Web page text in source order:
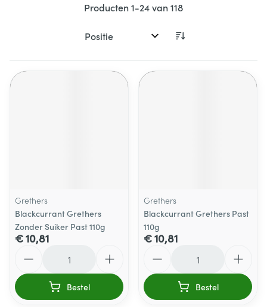
Producten1-24van118
Sorteer op:
Grethers
Blackcurrant Grethers
Zonder Suiker Past 110g
€ 10,81
Bestel
Grethers
Blackcurrant Grethers Past
110g
€ 10,81
Bestel